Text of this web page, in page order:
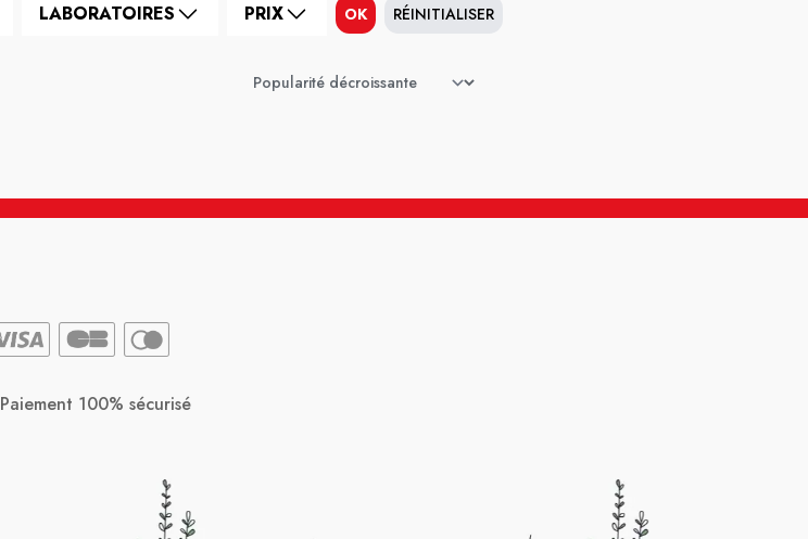
LABORATOIRES PRIX OK RÉINITIALISER
Paiement 100% sécurisé